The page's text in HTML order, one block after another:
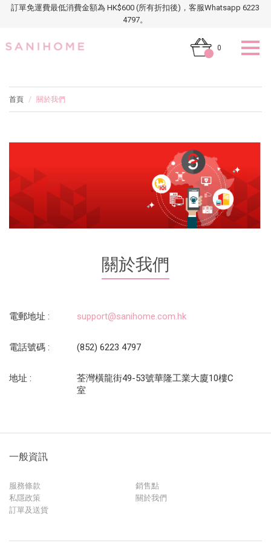
訂單免運費最低消費金額為 HK$600 (所有折扣後)，客服Whatsapp 6223
4797。
0
首頁 關於我們
關於我們
電郵地址 : support@sanihome.com.hk
電話號碼 : (852) 6223 4797
地址 :
荃灣橫龍街49-53號華隆工業大廈10樓C
室
一般資訊
服務條款
私隱政策
訂單及送貨
銷售點
關於我們